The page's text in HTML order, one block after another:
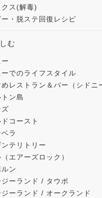
ス(解毒)
ー・脱ステ回復レシピ
む
ーでのライフスタイル
レストラン＆バー（シドニ
ン島
コースト
ラ
ンテリトリー
エアーズロック）
ン
ジーランド / タウポ
ジーランド / オークランド